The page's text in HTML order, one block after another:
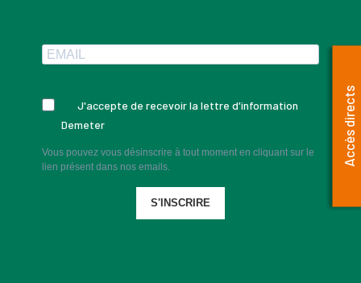
J'accepte de recevoir la lettre d'information
Demeter
Vous pouvez vous désinscrire à tout moment en cliquant sur le
lien présent dans nos emails.
S'INSCRIRE
Accès directs